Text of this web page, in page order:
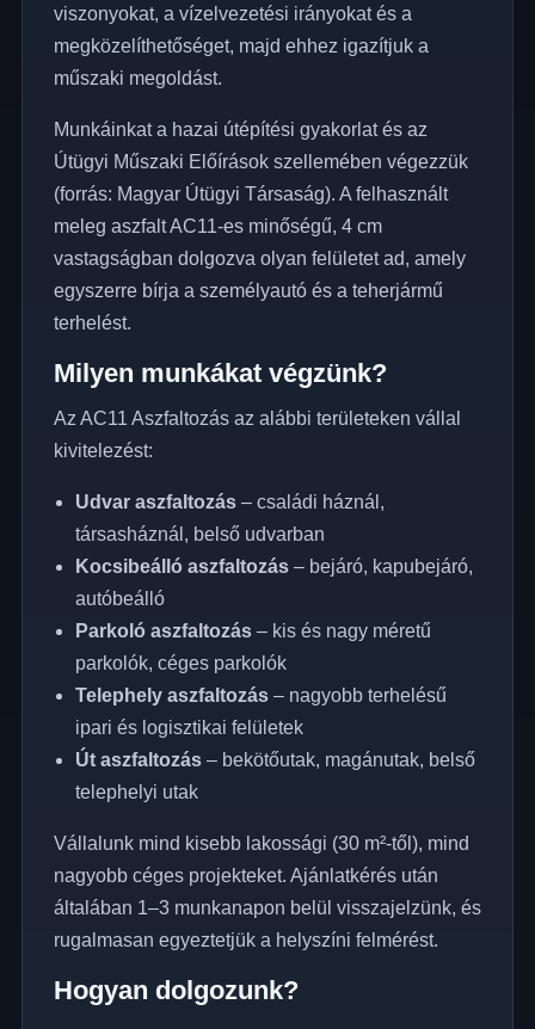
viszonyokat, a vízelvezetési irányokat és a
megközelíthetőséget, majd ehhez igazítjuk a
műszaki megoldást.
Munkáinkat a hazai útépítési gyakorlat és az
Útügyi Műszaki Előírások szellemében végezzük
(forrás: Magyar Útügyi Társaság). A felhasznált
meleg aszfalt AC11-es minőségű, 4 cm
vastagságban dolgozva olyan felületet ad, amely
egyszerre bírja a személyautó és a teherjármű
terhelést.
Milyen munkákat végzünk?
Az AC11 Aszfaltozás az alábbi területeken vállal
kivitelezést:
Udvar aszfaltozás– családi háznál,
társasháznál, belső udvarban
Kocsibeálló aszfaltozás– bejáró, kapubejáró,
autóbeálló
Parkoló aszfaltozás– kis és nagy méretű
parkolók, céges parkolók
Telephely aszfaltozás– nagyobb terhelésű
ipari és logisztikai felületek
Út aszfaltozás– bekötőutak, magánutak, belső
telephelyi utak
Vállalunk mind kisebb lakossági (30 m²-től), mind
nagyobb céges projekteket. Ajánlatkérés után
általában 1–3 munkanapon belül visszajelzünk, és
rugalmasan egyeztetjük a helyszíni felmérést.
Hogyan dolgozunk?